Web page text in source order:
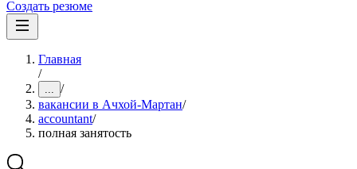
Создать резюме
Главная
/
... /
вакансии в Ачхой-Мартан/
accountant/
полная занятость